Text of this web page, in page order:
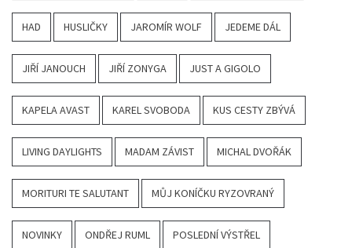
HAD HUSLIČKY JAROMÍR WOLF JEDEME DÁL
JIŘÍ JANOUCH JIŘÍ ZONYGA JUST A GIGOLO
KAPELA AVAST KAREL SVOBODA KUS CESTY ZBÝVÁ
LIVING DAYLIGHTS MADAM ZÁVIST MICHAL DVOŘÁK
MORITURI TE SALUTANT MŮJ KONÍČKU RYZOVRANÝ
NOVINKY ONDŘEJ RUML POSLEDNÍ VÝSTŘEL